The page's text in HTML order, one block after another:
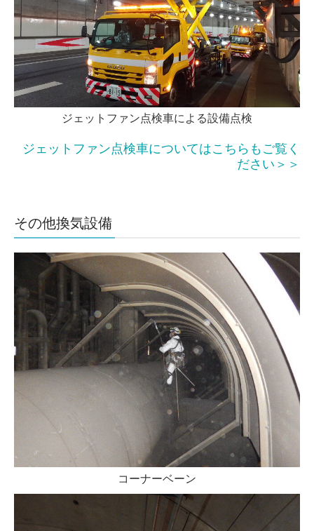
ジェットファン点検車による設備点検
ジェットファン点検車についてはこちらもご覧く
ださい＞＞
その他換気設備
コーナーベーン